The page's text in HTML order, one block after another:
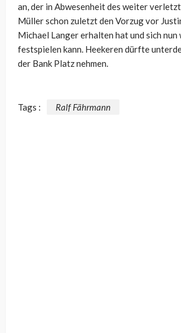
an, der in Abwesenheit des weiter
Müller schon zuletzt den Vorzug vor
Michael Langer erhalten hat und sich
festspielen kann. Heekeren dürfte
der Bank Platz nehmen.
Tags : Ralf Fährmann